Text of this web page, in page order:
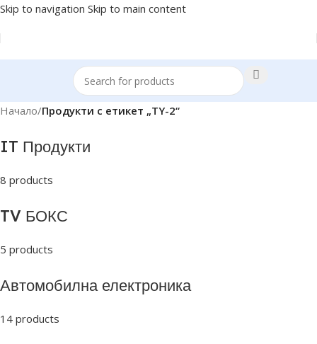
Skip to navigation Skip to main content
Начало/Продукти с етикет „TY-2“
IT Продукти
8 products
TV БОКС
5 products
Автомобилна електроника
14 products